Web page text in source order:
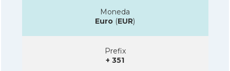
Moneda
Euro (EUR)
Prefix
+ 351